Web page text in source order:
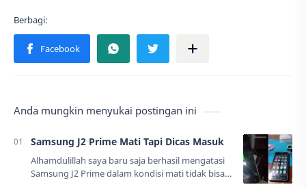
Anda mungkin menyukai postingan ini
Samsung J2 Prime Mati Tapi Dicas Masuk
Alhamdulillah saya baru saja berhasil mengatasi
Samsung J2 Prime dalam kondisi mati tidak bisa